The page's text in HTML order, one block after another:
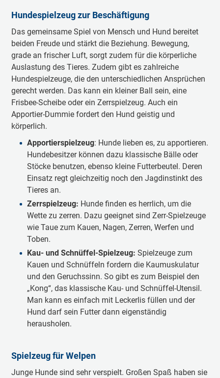
Hundespielzeug zur Beschäftigung
Das gemeinsame Spiel von Mensch und Hund bereitet
beiden Freude und stärkt die Beziehung. Bewegung,
grade an frischer Luft, sorgt zudem für die körperliche
Auslastung des Tieres. Zudem gibt es zahlreiche
Hundespielzeuge, die den unterschiedlichen Ansprüchen
gerecht werden. Das kann ein kleiner Ball sein, eine
Frisbee-Scheibe oder ein Zerrspielzeug. Auch ein
Apportier-Dummie fordert den Hund geistig und
körperlich.
Apportierspielzeug: Hunde lieben es, zu apportieren.
Hundebesitzer können dazu klassische Bälle oder
Stöcke benutzen, ebenso kleine Futterbeutel. Deren
Einsatz regt gleichzeitig noch den Jagdinstinkt des
Tieres an.
Zerrspielzeug: Hunde finden es herrlich, um die
Wette zu zerren. Dazu geeignet sind Zerr-Spielzeuge
wie Taue zum Kauen, Nagen, Zerren, Werfen und
Toben.
Kau- und Schnüffel-Spielzeug: Spielzeuge zum
Kauen und Schnüffeln fordern die Kaumuskulatur
und den Geruchssinn. So gibt es zum Beispiel den
„Kong“, das klassische Kau- und Schnüffel-Utensil.
Man kann es einfach mit Leckerlis füllen und der
Hund darf sein Futter dann eigenständig
herausholen.
Spielzeug für Welpen
Junge Hunde sind sehr verspielt. Großen Spaß haben sie